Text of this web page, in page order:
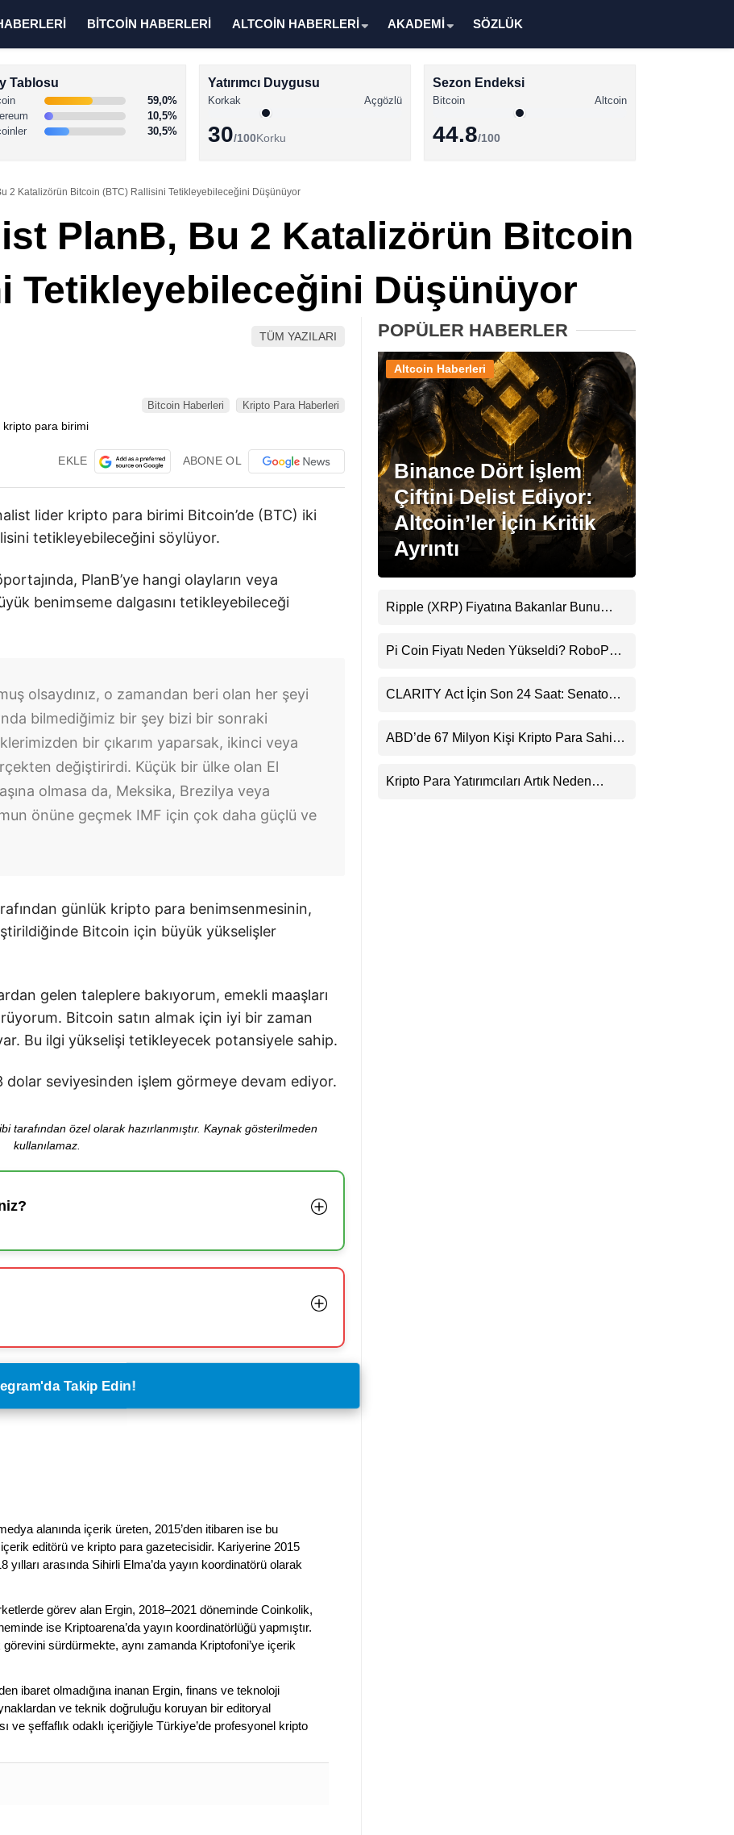
Altcoin Haberleri
Solana Haberleri
XRP Haberleri
Memecoin Haberleri
Stablecoin Haberleri
Facebook
Instagram
LinkedIn
BİTCOİN HABERLERİ ALTCOİN HABERLERİ AKADEMİ SÖZLÜK
Tablosu
59,0%
10,5%
30,5%
Yatırımcı Duygusu
Korkak Açgözlü
30/100Korku
Sezon Endeksi
Bitcoin Altcoin
44.8/100
2 Katalizörün Bitcoin (BTC) Rallisini Tetikleyebileceğini Düşünüyor
PlanB, Bu 2 Katalizörün Bitcoin
Tetikleyebileceğini Düşünüyor
TÜM YAZILARI
Bitcoin Haberleri Kripto Para Haberleri
EKLE ABONE OL
lider kripto para birimi Bitcoin’de (BTC) iki
tetikleyebileceğini söylüyor.
PlanB’ye hangi olayların veya
benimseme dalgasını tetikleyebileceği
olsaydınız, o zamandan beri olan her şeyi
bilmediğimiz bir şey bizi bir sonraki
bir çıkarım yaparsak, ikinci veya
değiştirirdi. Küçük bir ülke olan El
olmasa da, Meksika, Brezilya veya
önüne geçmek IMF için çok daha güçlü ve
günlük kripto para benimsenmesinin,
Bitcoin için büyük yükselişler
gelen taleplere bakıyorum, emekli maaşları
Bitcoin satın almak için iyi bir zaman
Bu ilgi yükselişi tetikleyecek potansiyele sahip.
seviyesinden işlem görmeye devam ediyor.
tarafından özel olarak hazırlanmıştır. Kaynak gösterilmeden
kullanılamaz.
Takip Edin!
alanında içerik üreten, 2015’den itibaren ise bu
editörü ve kripto para gazetecisidir. Kariyerine 2015
yılları arasında Sihirli Elma’da yayın koordinatörü olarak
görev alan Ergin, 2018–2021 döneminde Coinkolik,
ise Kriptoarena’da yayın koordinatörlüğü yapmıştır.
sürdürmekte, aynı zamanda Kriptofoni’ye içerik
ibaret olmadığına inanan Ergin, finans ve teknoloji
ve teknik doğruluğu koruyan bir editoryal
ve şeffaflık odaklı içeriğiyle Türkiye’de profesyonel kripto
POPÜLER HABERLER
Binance Dört İşlem
Çiftini Delist Ediyor:
Altcoin’ler İçin Kritik
Ayrıntı
Altcoin Haberleri
Ripple (XRP) Fiyatına Bakanlar Bunu
Uyarı
Pi Coin Fiyatı Neden Yükseldi? RoboPay
Destekledi
CLARITY Act İçin Son 24 Saat: Senato
Beklentisini Bozabilir
ABD’de 67 Milyon Kişi Kripto Para Sahibi:
Kripto Para Yatırımcıları Artık Neden